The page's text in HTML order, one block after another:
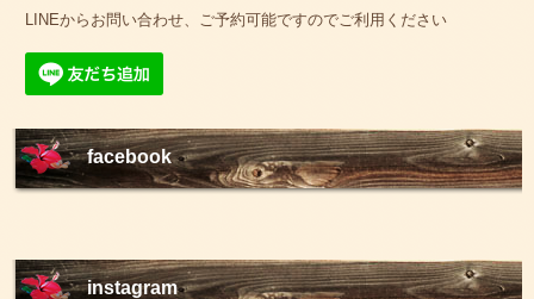
LINEからお問い合わせ、ご予約可能ですのでご利用ください
facebook
instagram